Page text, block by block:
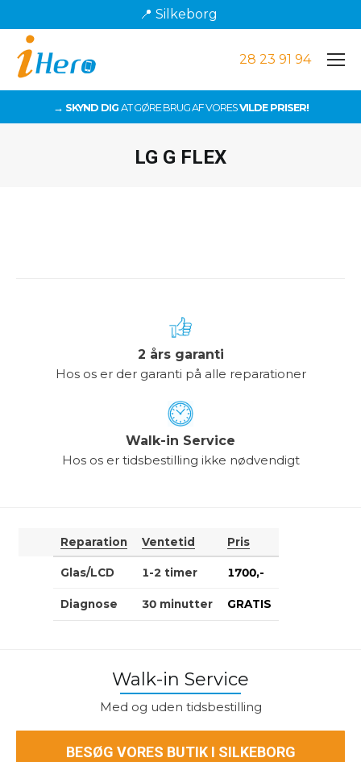
📍 Silkeborg
28 23 91 94
→ SKYND DIG AT GØRE BRUG AF VORESVILDE PRISER!
LG G FLEX
2 års garanti
Hos os er der garanti på alle reparationer
Walk-in Service
Hos os er tidsbestilling ikke nødvendigt
Reparation Ventetid Pris
Glas/LCD 1-2 timer 1700,-
Diagnose 30 minutter GRATIS
Walk-in Service
Med og uden tidsbestilling
BESØG VORES BUTIK I SILKEBORG